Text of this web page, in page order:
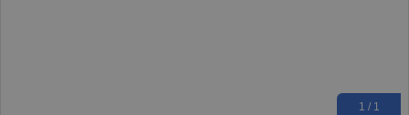
1 / 1